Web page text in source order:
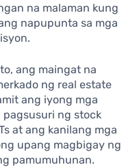
na malaman kung
napupunta sa mga
ang maingat na
ng real estate
ang iyong mga
ng stock
at ang kanilang mga
upang magbigay ng
pamumuhunan.